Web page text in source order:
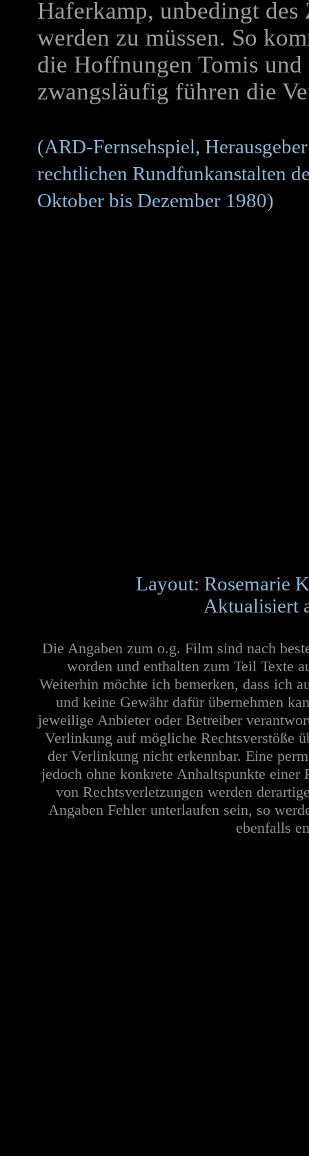
Haferkamp, unbedingt des
werden zu müssen. So
die Hoffnungen Tomis
zwangsläufig führen die
(ARD-Fernsehspiel,
rechtlichen Rundfunkanstalten
Oktober bis Dezember 1980)
Layout: Rosemarie
Aktualisiert
Die Angaben zum o.g. Film sind nach
worden und enthalten zum Teil Texte
Weiterhin möchte ich bemerken, dass ich
und keine Gewähr dafür übernehmen
jeweilige Anbieter oder Betreiber
Verlinkung auf mögliche Rechtsverstöße
der Verlinkung nicht erkennbar. Eine
jedoch ohne konkrete Anhaltspunkte
von Rechtsverletzungen werden
Angaben Fehler unterlaufen sein, so
ebenfalls